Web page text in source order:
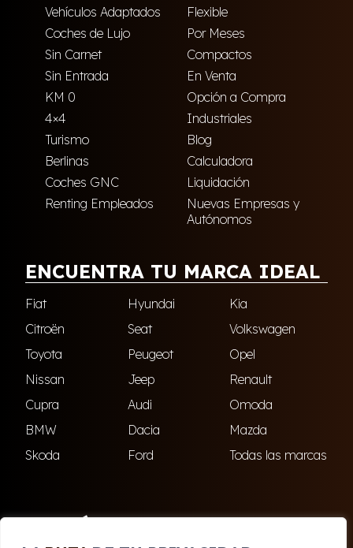
Vehículos Adaptados
Flexible
Coches de Lujo
Por Meses
Sin Carnet
Compactos
Sin Entrada
En Venta
KM 0
Opción a Compra
4×4
Industriales
Turismo
Blog
Berlinas
Calculadora
Coches GNC
Liquidación
Renting Empleados
Nuevas Empresas y
Autónomos
ENCUENTRA TU MARCA IDEAL
Fiat Hyundai
Kia
Citroën
Seat
Volkswagen
Toyota
Peugeot
Opel
Nissan
Jeep
Renault
Cupra
Audi
Omoda
BMW
Dacia
Mazda
Skoda
Ford Todas las marcas